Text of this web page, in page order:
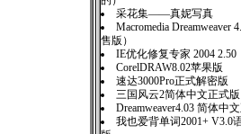
采花集——真妮写真
Macromedia Dreamweaver
售版）
IE优化修复专家 2004 2.50
CorelDRAW8.02苹果版
速达3000Pro正式解密版
三国风云2简体中文正式版
Dreamweaver4.03 简体中
我也爱背单词2001+ V3.0